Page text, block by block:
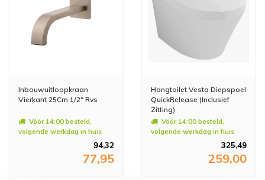
Inbouwuitloopkraan
Vierkant 25Cm 1/2" Rvs
Vóór 14:00 besteld,
volgende werkdag in huis
94,32
77,95
Hangtoilet Vesta Diepspoel
QuickRelease (Inclusief
Zitting)
Vóór 14:00 besteld,
volgende werkdag in huis
325,49
259,00